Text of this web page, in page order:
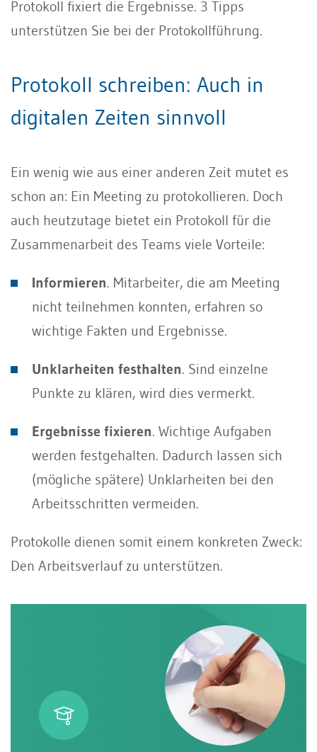
Protokoll fixiert die Ergebnisse. 3 Tipps
unterstützen Sie bei der Protokollführung.
Protokoll schreiben: Auch in
digitalen Zeiten sinnvoll
Ein wenig wie aus einer anderen Zeit mutet es
schon an: Ein Meeting zu protokollieren. Doch
auch heutzutage bietet ein Protokoll für die
Zusammenarbeit des Teams viele Vorteile:
Informieren. Mitarbeiter, die am Meeting
nicht teilnehmen konnten, erfahren so
wichtige Fakten und Ergebnisse.
Unklarheiten festhalten. Sind einzelne
Punkte zu klären, wird dies vermerkt.
Ergebnisse fixieren. Wichtige Aufgaben
werden festgehalten. Dadurch lassen sich
(mögliche spätere) Unklarheiten bei den
Arbeitsschritten vermeiden.
Protokolle dienen somit einem konkreten Zweck:
Den Arbeitsverlauf zu unterstützen.